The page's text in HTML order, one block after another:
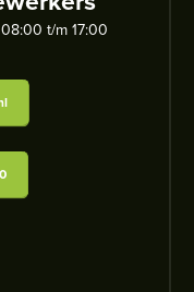
t/m 17:00